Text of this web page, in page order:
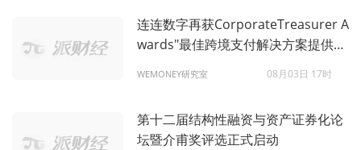
连连数字再获CorporateTreasurer A
wards"最佳跨境支付解决方案提供
WEMONEY研究室 08月03日 17时
第十二届结构性融资与资产证券化论
坛暨介甫奖评选正式启动